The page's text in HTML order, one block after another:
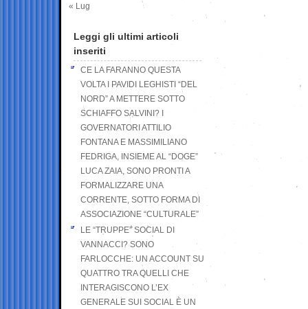
« Lug
Leggi gli ultimi articoli
inseriti
CE LA FARANNO QUESTA
VOLTA I PAVIDI LEGHISTI “DEL
NORD” A METTERE SOTTO
SCHIAFFO SALVINI? I
GOVERNATORI ATTILIO
FONTANA E MASSIMILIANO
FEDRIGA, INSIEME AL “DOGE”
LUCA ZAIA, SONO PRONTI A
FORMALIZZARE UNA
CORRENTE, SOTTO FORMA DI
ASSOCIAZIONE “CULTURALE”
LE “TRUPPE” SOCIAL DI
VANNACCI? SONO
FARLOCCHE: UN ACCOUNT SU
QUATTRO TRA QUELLI CHE
INTERAGISCONO L’EX
GENERALE SUI SOCIAL È UN